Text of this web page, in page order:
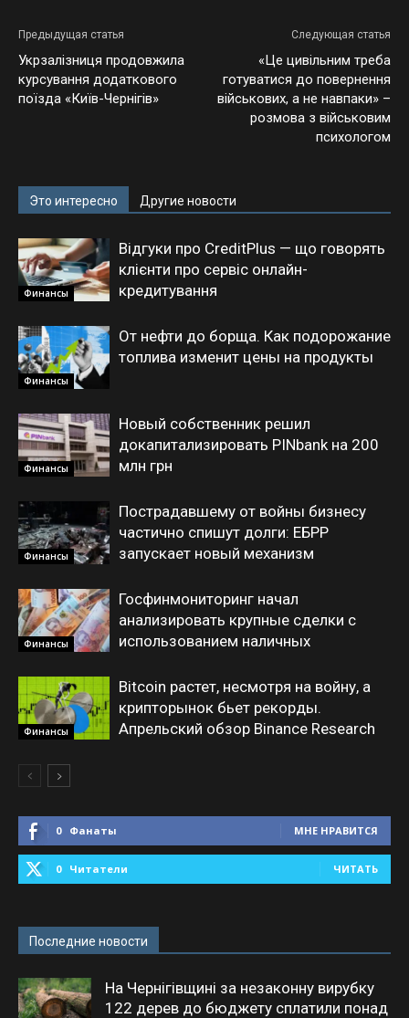
Предыдущая статья
Укрзалізниця продовжила
курсування додаткового
поїзда «Київ-Чернігів»
Следующая статья
«Це цивільним треба
готуватися до повернення
військових, а не навпаки» –
розмова з військовим
психологом
Это интересно Другие новости
Финансы
Відгуки про CreditPlus — що говорять
клієнти про сервіс онлайн-
кредитування
Финансы
От нефти до борща. Как подорожание
топлива изменит цены на продукты
Финансы
Новый собственник решил
докапитализировать PINbank на 200
млн грн
Финансы
Пострадавшему от войны бизнесу
частично спишут долги: ЕБРР
запускает новый механизм
Финансы
Госфинмониторинг начал
анализировать крупные сделки с
использованием наличных
Финансы
Bitcoin растет, несмотря на войну, а
крипторынок бьет рекорды.
Апрельский обзор Binance Research
0 Фанаты МНЕ НРАВИТСЯ
0 Читатели ЧИТАТЬ
Последние новости
На Чернігівщині за незаконну вирубку
122 дерев до бюджету сплатили понад